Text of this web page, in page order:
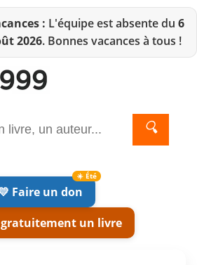
: L'équipe est absente du 6
2026. Bonnes vacances à tous !
🔍
Faire un don
un livre